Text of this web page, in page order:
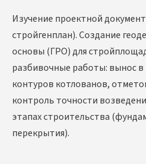
Изучение проектной
стройгенплан). Создание
основы (ГРО) для
разбивочные работы: вынос в
контуров котлованов,
контроль точности
этапах строительства
перекрытия).